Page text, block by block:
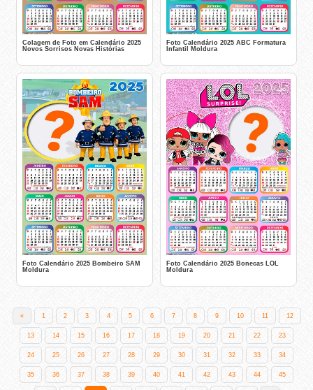
Colagem de Foto em Calendário 2025
Novos Sorrisos Novas Histórias
Foto Calendário 2025 ABC Formatura
Infantil Moldura
Foto Calendário 2025 Bombeiro SAM
Moldura
Foto Calendário 2025 Bonecas LOL
Moldura
« 1 2 3 4 5 6 7 8 9 10 11 12
13 14 15 16 17 18 19 20 21 22 23
24 25 26 27 28 29 30 31 32 33 34
35 36 37 38 39 40 41 42 43 44 45